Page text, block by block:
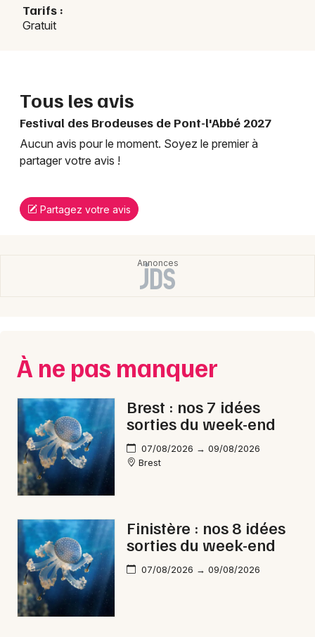
Tarifs :
Gratuit
Tous les avis
Festival des Brodeuses de Pont-l'Abbé 2027
Aucun avis pour le moment. Soyez le premier à
partager votre avis !
Partagez votre avis
À ne pas manquer
Brest : nos 7 idées
sorties du week-end
07/08/2026 → 09/08/2026
Brest
Finistère : nos 8 idées
sorties du week-end
07/08/2026 → 09/08/2026